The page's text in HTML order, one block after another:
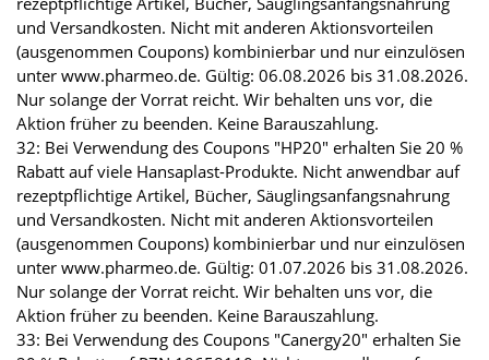
und Versandkosten. Nicht mit anderen Aktionsvorteilen
(ausgenommen Coupons) kombinierbar und nur einzulösen
unter www.pharmeo.de. Gültig: 06.08.2026 bis 31.08.2026.
Nur solange der Vorrat reicht. Wir behalten uns vor, die
Aktion früher zu beenden. Keine Barauszahlung.
32: Bei Verwendung des Coupons "HP20" erhalten Sie 20 %
Rabatt auf viele Hansaplast-Produkte. Nicht anwendbar auf
rezeptpflichtige Artikel, Bücher, Säuglingsanfangsnahrung
und Versandkosten. Nicht mit anderen Aktionsvorteilen
(ausgenommen Coupons) kombinierbar und nur einzulösen
unter www.pharmeo.de. Gültig: 01.07.2026 bis 31.08.2026.
Nur solange der Vorrat reicht. Wir behalten uns vor, die
Aktion früher zu beenden. Keine Barauszahlung.
33: Bei Verwendung des Coupons "Canergy20" erhalten Sie